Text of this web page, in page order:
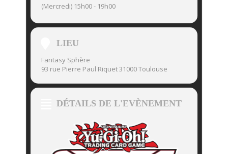
(Mercredi) 15h00 - 19h00
LIEU
Fantasy Sphère
93 rue Pierre Paul Riquet 31000 Toulouse
DÉTAILS DE L'EVÈNEMENT